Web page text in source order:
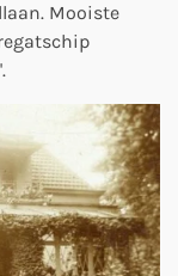
Mooiste